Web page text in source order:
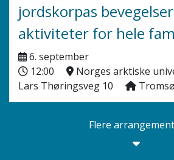
jordskorpas
aktiviteter for hele
6. september
12:00
Norges arktiske
Lars Thøringsveg 10
Flere